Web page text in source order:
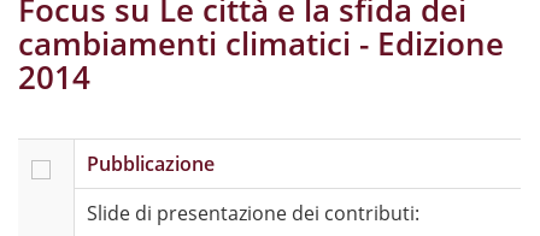
Focus su Le città e la sfida dei
cambiamenti climatici - Edizione
2014
Pubblicazione
Slide di presentazione dei contributi: